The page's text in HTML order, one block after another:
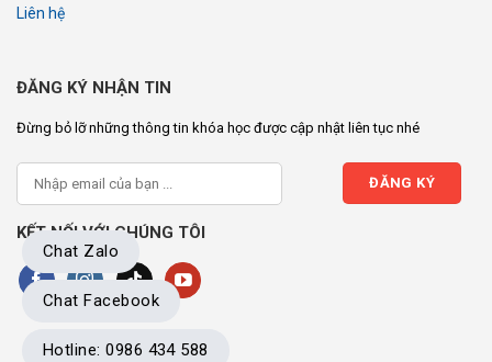
Liên hệ
ĐĂNG KÝ NHẬN TIN
Đừng bỏ lỡ những thông tin khóa học được cập nhật liên tục nhé
KẾT NỐI VỚI CHÚNG TÔI
Chat Zalo
Chat Facebook
Hotline: 0986 434 588